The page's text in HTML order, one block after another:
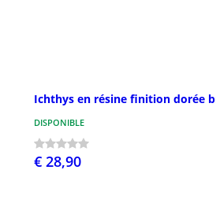
Ichthys en résine finition dorée
DISPONIBLE
€ 28,90